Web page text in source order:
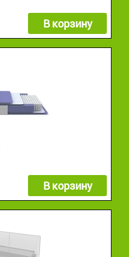
В корзину
В корзину